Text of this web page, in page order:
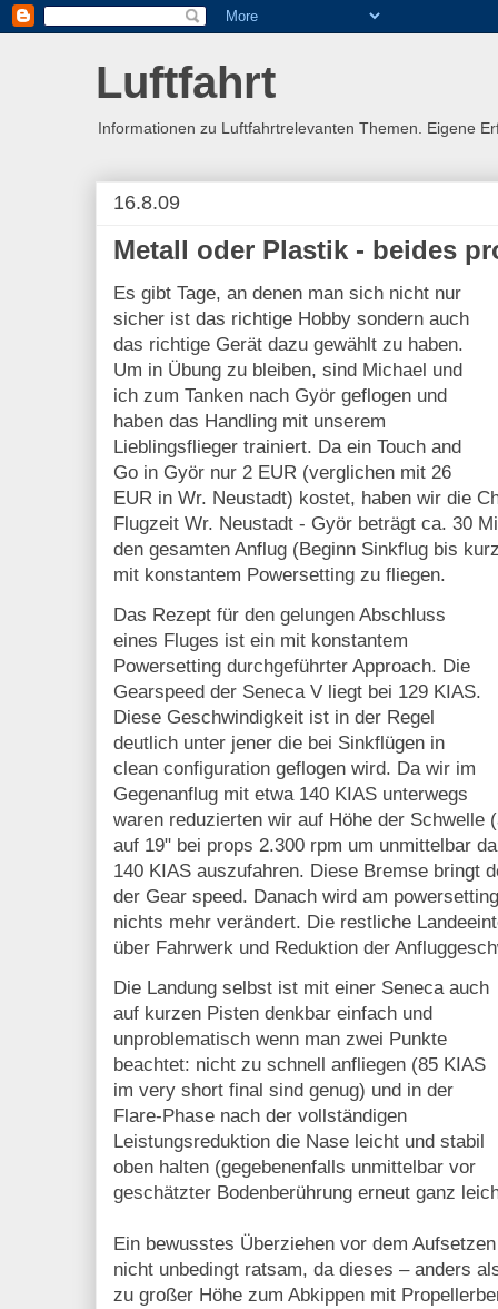
Luftfahrt
Informationen zu Luftfahrtrelevanten Themen. Eigene
16.8.09
Metall oder Plastik - beides
Es gibt Tage, an denen man sich nicht nur
sicher ist das richtige Hobby sondern auch
das richtige Gerät dazu gewählt zu haben.
Um in Übung zu bleiben, sind Michael und
ich zum Tanken nach Györ geflogen und
haben das Handling mit unserem
Lieblingsflieger trainiert. Da ein Touch and
Go in Györ nur 2 EUR (verglichen mit 26
EUR in Wr. Neustadt) kostet, haben wir die
Flugzeit Wr. Neustadt - Györ beträgt ca. 30
den gesamten Anflug (Beginn Sinkflug bis
mit konstantem Powersetting zu fliegen.
Das Rezept für den gelungen Abschluss
eines Fluges ist ein mit konstantem
Powersetting durchgeführter Approach. Die
Gearspeed der Seneca V liegt bei 129 KIAS.
Diese Geschwindigkeit ist in der Regel
deutlich unter jener die bei Sinkflügen in
clean configuration geflogen wird. Da wir im
Gegenanflug mit etwa 140 KIAS unterwegs
waren reduzierten wir auf Höhe der Schwelle
auf 19" bei props 2.300 rpm um unmittelbar
140 KIAS auszufahren. Diese Bremse bringt
der Gear speed. Danach wird am
nichts mehr verändert. Die restliche
über Fahrwerk und Reduktion der
Die Landung selbst ist mit einer Seneca auch
auf kurzen Pisten denkbar einfach und
unproblematisch wenn man zwei Punkte
beachtet: nicht zu schnell anfliegen (85 KIAS
im very short final sind genug) und in der
Flare-Phase nach der vollständigen
Leistungsreduktion die Nase leicht und stabil
oben halten (gegebenenfalls unmittelbar vor
geschätzter Bodenberührung erneut ganz
Ein bewusstes Überziehen vor dem
nicht unbedingt ratsam, da dieses – anders
zu großer Höhe zum Abkippen mit